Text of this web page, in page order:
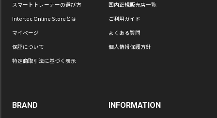
スマートトレーナーの選び方
国内正規販売店一覧
Intertec Online Storeとは
ご利用ガイド
マイページ
よくある質問
保証について
個人情報保護方針
特定商取引法に基づく表示
BRAND INFORMATION